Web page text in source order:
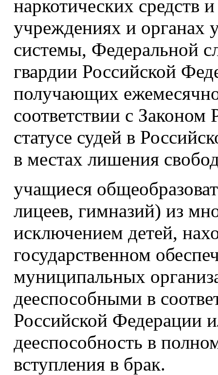
наркотических средств
учреждениях и органах
системы, Федеральной
гвардии Российской
получающих
соответствии с
статусе судей в
в местах лишения
учащиеся
лицеев, гимназий) из
исключением детей,
государственном
муниципальных
дееспособными в
Российской Федерации
дееспособность в
вступления в брак.